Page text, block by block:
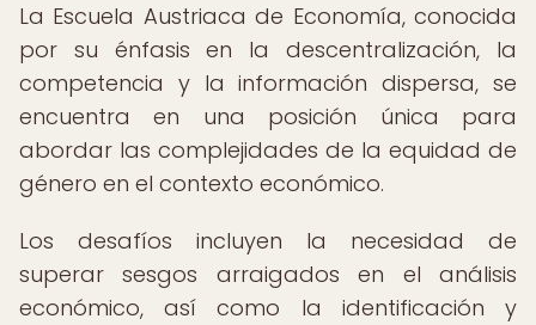
La Escuela Austriaca de Economía, conocida
por su énfasis en la descentralización, la
competencia y la información dispersa, se
encuentra en una posición única para
abordar las complejidades de la equidad de
género en el contexto económico.
Los desafíos incluyen la necesidad de
superar sesgos arraigados en el análisis
económico, así como la identificación y